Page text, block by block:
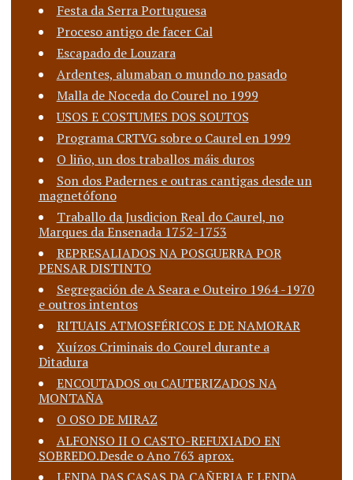
Festa da Serra Portuguesa
Proceso antigo de facer Cal
Escapado de Louzara
Ardentes, alumaban o mundo no pasado
Malla de Noceda do Courel no 1999
USOS E COSTUMES DOS SOUTOS
Programa CRTVG sobre o Caurel en 1999
O liño, un dos traballos máis duros
Son dos Padernes e outras cantigas desde un
magnetófono
Traballo da Jusdicion Real do Caurel, no
Marques da Ensenada 1752-1753
REPRESALIADOS NA POSGUERRA POR
PENSAR DISTINTO
Segregación de A Seara e Outeiro 1964 -1970
e outros intentos
RITUAIS ATMOSFÉRICOS E DE NAMORAR
Xuízos Criminais do Courel durante a
Ditadura
ENCOUTADOS ou CAUTERIZADOS NA
MONTAÑA
O OSO DE MIRAZ
ALFONSO II O CASTO-REFUXIADO EN
SOBREDO.Desde o Ano 763 aprox.